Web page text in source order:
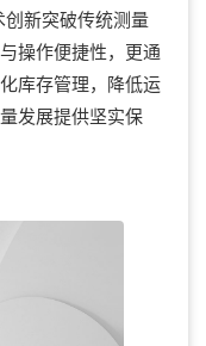
创新突破传统测量
操作便捷性，更通
库存管理，降低运
发展提供坚实保